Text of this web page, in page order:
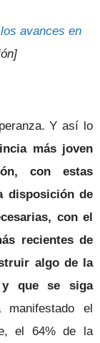
avances en
Y así lo
más joven
con estas
disposición de
con el
recientes de
algo de la
y que se siga
el
el 64% de la